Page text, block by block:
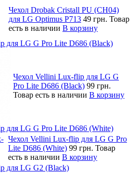
Чехол Drobak Cristall PU (CH04)
для LG Optimus P713 49 грн. Товар
есть в наличии В корзину
для LG G Pro Lite D686 (Black)
Чехол Vellini Lux-flip для LG G
Pro Lite D686 (Black) 99 грн.
Товар есть в наличии В корзину
для LG G Pro Lite D686 (White)
Чехол Vellini Lux-flip для LG G Pro
Lite D686 (White) 99 грн. Товар
есть в наличии В корзину
для LG G2 (Black)